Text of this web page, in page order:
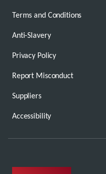
Terms and Conditions
Anti-Slavery
Privacy Policy
Report Misconduct
Suppliers
Accessibility